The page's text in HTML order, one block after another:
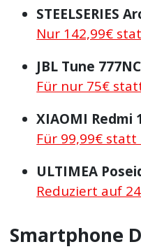
STEELSERIES
Nur 142,99€
JBL Tune 777NC
Für nur 75€
XIAOMI Redmi
Für 99,99€ statt
ULTIMEA
Reduziert auf
Smartphone